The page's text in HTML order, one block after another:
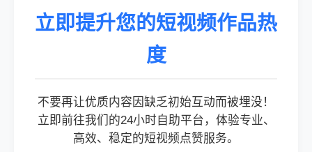
立即提升您的短视频作品热
度
不要再让优质内容因缺乏初始互动而被埋没！
立即前往我们的24小时自助平台，体验专业、
高效、稳定的短视频点赞服务。